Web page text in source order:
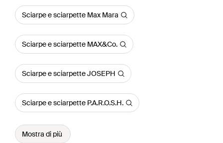
Sciarpe e sciarpette Max Mara
Sciarpe e sciarpette MAX&Co.
Sciarpe e sciarpette JOSEPH
Sciarpe e sciarpette P.A.R.O.S.H.
Mostra di più